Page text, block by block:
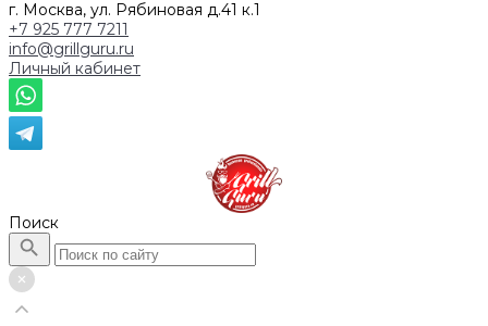
г. Москва, ул. Рябиновая д.41 к.1
+7 925 777 7211
info@grillguru.ru
Личный кабинет
Поиск